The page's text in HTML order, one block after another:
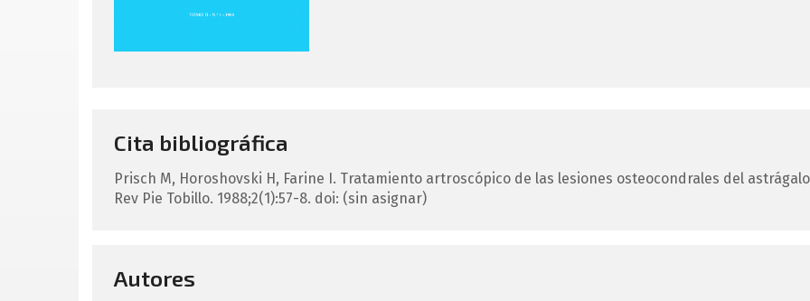
Cita bibliográfica
Prisch M, Horoshovski H, Farine I. Tratamiento artroscópico de las lesiones osteocondrales del
Rev Pie Tobillo. 1988;2(1):57-8. doi: (sin asignar)
Autores